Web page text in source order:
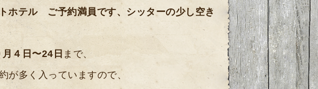
ホテル ご予約満員です、シッターの少し空き
４日〜24日 まで、
が多く入っていますので、